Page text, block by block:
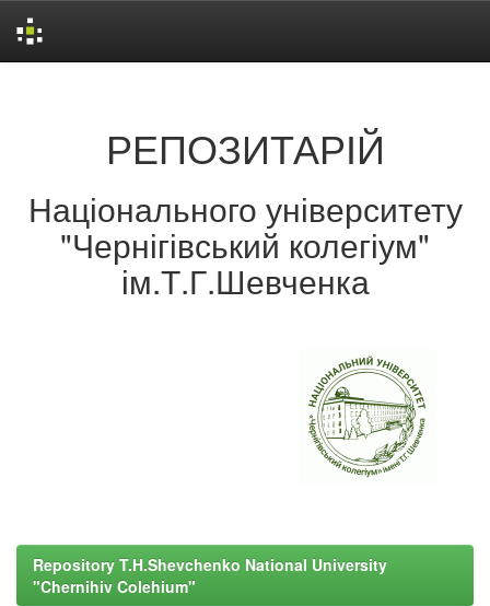
РЕПОЗИТАРІЙ
Національного університету
"Чернігівський колегіум"
ім.Т.Г.Шевченка
Repository T.H.Shevchenko National University
"Chernihiv Colehium"